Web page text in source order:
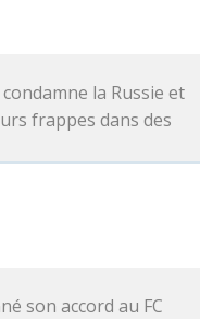
la Russie et
frappes dans des
son accord au FC